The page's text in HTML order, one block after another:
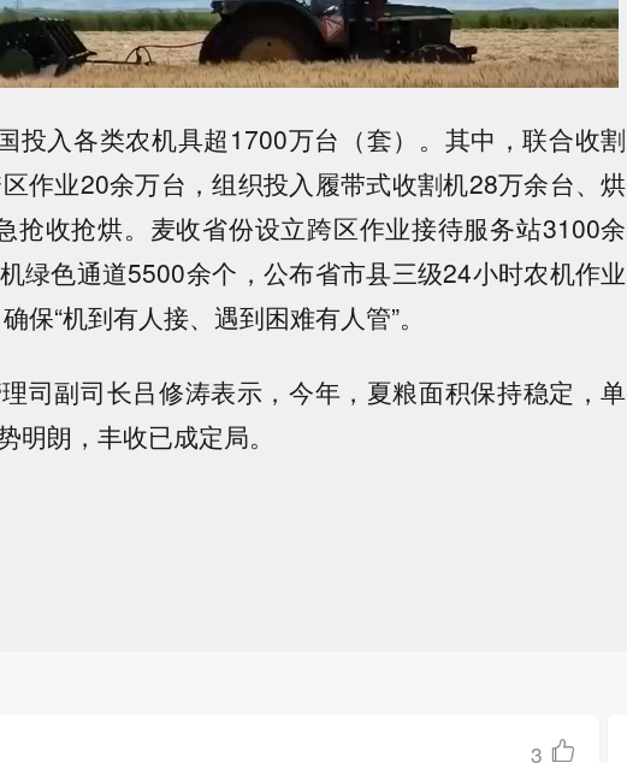
投入各类农机具超1700万台（套）。其中，联合收割
作业20余万台，组织投入履带式收割机28万余台、烘
抢收抢烘。麦收省份设立跨区作业接待服务站3100余
绿色通道5500余个，公布省市县三级24小时农机作业
保“机到有人接、遇到困难有人管”。
司副司长吕修涛表示，今年，夏粮面积保持稳定，单
明朗，丰收已成定局。
3